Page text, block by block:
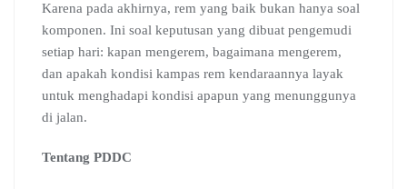
Karena pada akhirnya, rem yang baik bukan hanya soal
komponen. Ini soal keputusan yang dibuat pengemudi
setiap hari: kapan mengerem, bagaimana mengerem,
dan apakah kondisi kampas rem kendaraannya layak
untuk menghadapi kondisi apapun yang menunggunya
di jalan.
Tentang PDDC